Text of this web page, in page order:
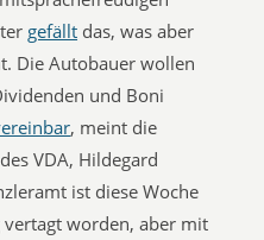
gefällt das, was aber
Die Autobauer wollen
und Boni
, meint die
VDA, Hildegard
ist diese Woche
vertagt worden, aber mit